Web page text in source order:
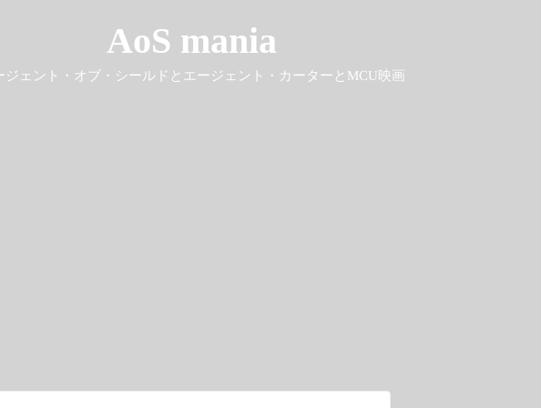
AoS mania
ジェント・オブ・シールドとエージェント・カーターとMCU映画